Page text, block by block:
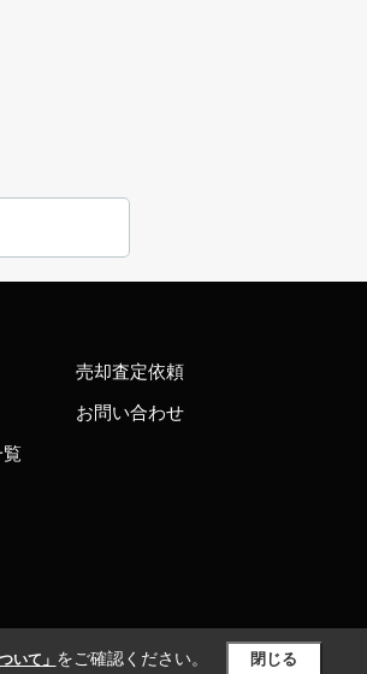
覧
売却査定依頼
お問い合わせ
いて」 をご確認ください。 閉じる